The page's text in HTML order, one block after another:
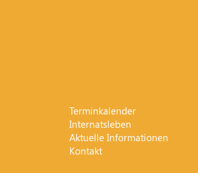
Terminkalender
Internatsleben
Aktuelle Informationen
Kontakt